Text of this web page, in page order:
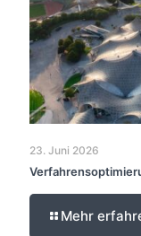
23. Juni 2026
Mehr